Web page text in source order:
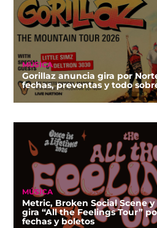
MÚSICA
Gorillaz anuncia gira por
fechas, preventas y todo
MÚSICA
Metric, Broken Social Scene
gira “All the Feelings Tour”
fechas y boletos